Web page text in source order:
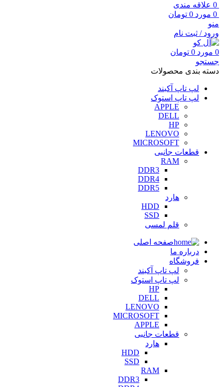
0 علاقه مندی
0 مورد 0 تومان
منو
ورود / ثبت نام
0 مورد 0 تومان
جستجو
دسته بندی محصولات
لپ تاپ آکبند
لپ تاپ استوک
APPLE
DELL
HP
LENOVO
MICROSOFT
قطعات جانبی
RAM
DDR3
DDR4
DDR5
هارد
HDD
SSD
قلم لمسی
صفحه اصلی
درباره ما
فروشگاه
لپ تاپ آکبند
لپ تاپ استوک
HP
DELL
LENOVO
MICROSOFT
APPLE
قطعات جانبی
هارد
HDD
SSD
RAM
DDR3